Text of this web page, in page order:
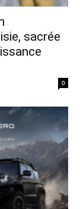
sacrée
0